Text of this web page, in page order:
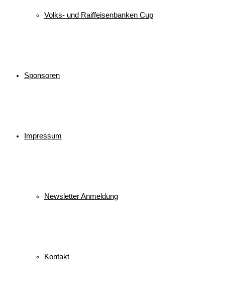
Volks- und Raiffeisenbanken Cup
Sponsoren
Impressum
Newsletter Anmeldung
Kontakt